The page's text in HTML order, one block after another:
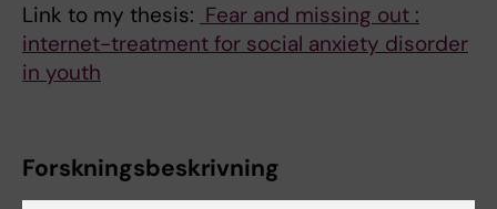
Link to my thesis: Fear and missing out :
internet-treatment for social anxiety disorder
in youth
Forskningsbeskrivning